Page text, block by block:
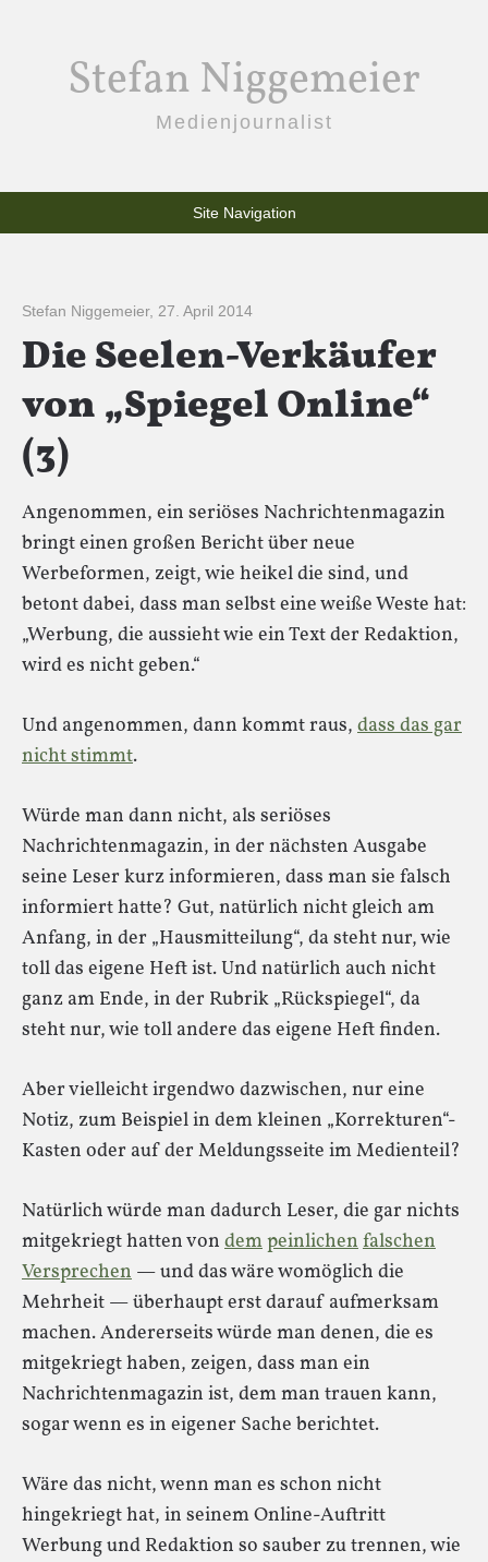
Stefan Niggemeier
Medienjournalist
Site Navigation
Stefan Niggemeier, 27. April 2014
Die Seelen-Verkäufer
von „Spiegel Online“
(3)
Angenommen, ein seriöses Nachrichtenmagazin
bringt einen großen Bericht über neue
Werbeformen, zeigt, wie heikel die sind, und
betont dabei, dass man selbst eine weiße Weste hat:
„Werbung, die aussieht wie ein Text der Redaktion,
wird es nicht geben.“
Und angenommen, dann kommt raus, dass das gar
nicht stimmt.
Würde man dann nicht, als seriöses
Nachrichtenmagazin, in der nächsten Ausgabe
seine Leser kurz informieren, dass man sie falsch
informiert hatte? Gut, natürlich nicht gleich am
Anfang, in der „Hausmitteilung“, da steht nur, wie
toll das eigene Heft ist. Und natürlich auch nicht
ganz am Ende, in der Rubrik „Rückspiegel“, da
steht nur, wie toll andere das eigene Heft finden.
Aber vielleicht irgendwo dazwischen, nur eine
Notiz, zum Beispiel in dem kleinen „Korrekturen“-
Kasten oder auf der Meldungsseite im Medienteil?
Natürlich würde man dadurch Leser, die gar nichts
mitgekriegt hatten von dempeinlichenfalschen
Versprechen — und das wäre womöglich die
Mehrheit — überhaupt erst darauf aufmerksam
machen. Andererseits würde man denen, die es
mitgekriegt haben, zeigen, dass man ein
Nachrichtenmagazin ist, dem man trauen kann,
sogar wenn es in eigener Sache berichtet.
Wäre das nicht, wenn man es schon nicht
hingekriegt hat, in seinem Online-Auftritt
Werbung und Redaktion so sauber zu trennen, wie